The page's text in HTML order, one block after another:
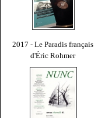
2017 - Le Paradis français
d'Éric Rohmer